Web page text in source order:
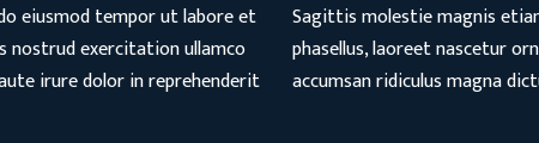
eiusmod tempor ut labore et
nostrud exercitation ullamco
irure dolor in reprehenderit
Sagittis molestie magnis
phasellus, laoreet nascetur
accumsan ridiculus magna